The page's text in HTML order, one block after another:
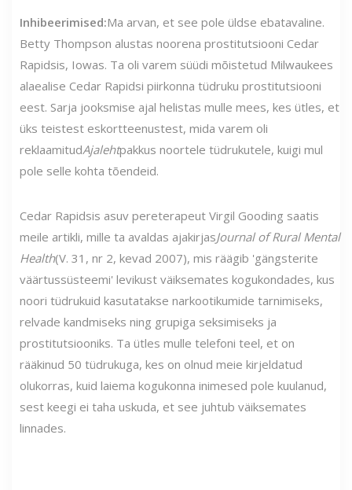
Inhibeerimised:Ma arvan, et see pole üldse ebatavaline.
Betty Thompson alustas noorena prostitutsiooni Cedar
Rapidsis, Iowas. Ta oli varem süüdi mõistetud Milwaukees
alaealise Cedar Rapidsi piirkonna tüdruku prostitutsiooni
eest. Sarja jooksmise ajal helistas mulle mees, kes ütles, et
üks teistest eskortteenustest, mida varem oli
reklaamitudAjalehtpakkus noortele tüdrukutele, kuigi mul
pole selle kohta tõendeid.
Cedar Rapidsis asuv pereterapeut Virgil Gooding saatis
meile artikli, mille ta avaldas ajakirjasJournal of Rural Mental
Health(V. 31, nr 2, kevad 2007), mis räägib 'gängsterite
väärtussüsteemi' levikust väiksemates kogukondades, kus
noori tüdrukuid kasutatakse narkootikumide tarnimiseks,
relvade kandmiseks ning grupiga seksimiseks ja
prostitutsiooniks. Ta ütles mulle telefoni teel, et on
rääkinud 50 tüdrukuga, kes on olnud meie kirjeldatud
olukorras, kuid laiema kogukonna inimesed pole kuulanud,
sest keegi ei taha uskuda, et see juhtub väiksemates
linnades.